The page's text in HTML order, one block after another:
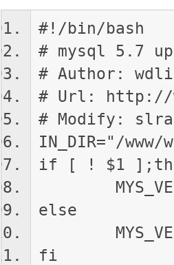
#!/bin/bash
# mysql 5.7
# Author:
# Url: http://
# Modify:
IN_DIR="/
if [ ! $1
else
fi